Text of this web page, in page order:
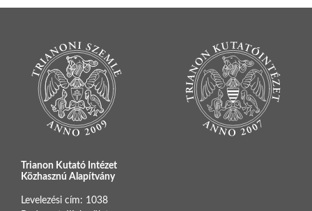
Trianon Kutató Intézet
Közhasznú Alapítvány
Levelezési cím: 1038